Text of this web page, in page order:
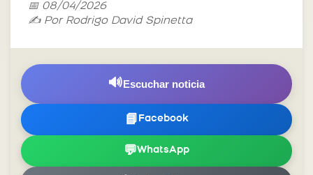
📅 08/04/2026
✍️ Por Rodrigo David Spinetta
🔊Escuchar noticia
📘 Facebook
💬WhatsApp